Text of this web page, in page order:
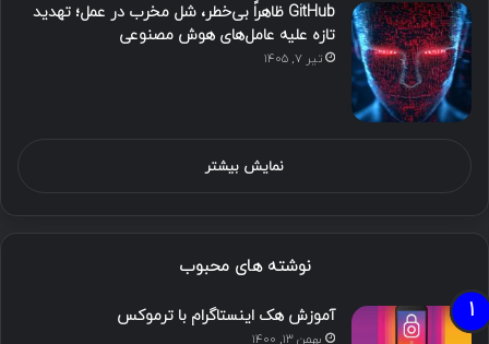
GitHub ظاهراً بی‌خطر، شل مخرب در عمل؛ تهدید
تازه علیه عامل‌های هوش مصنوعی
تیر ۷, ۱۴۰۵
نمایش بیشتر
نوشته های محبوب
آموزش هک اینستاگرام با ترموکس
بهمن ۱۳, ۱۴۰۰